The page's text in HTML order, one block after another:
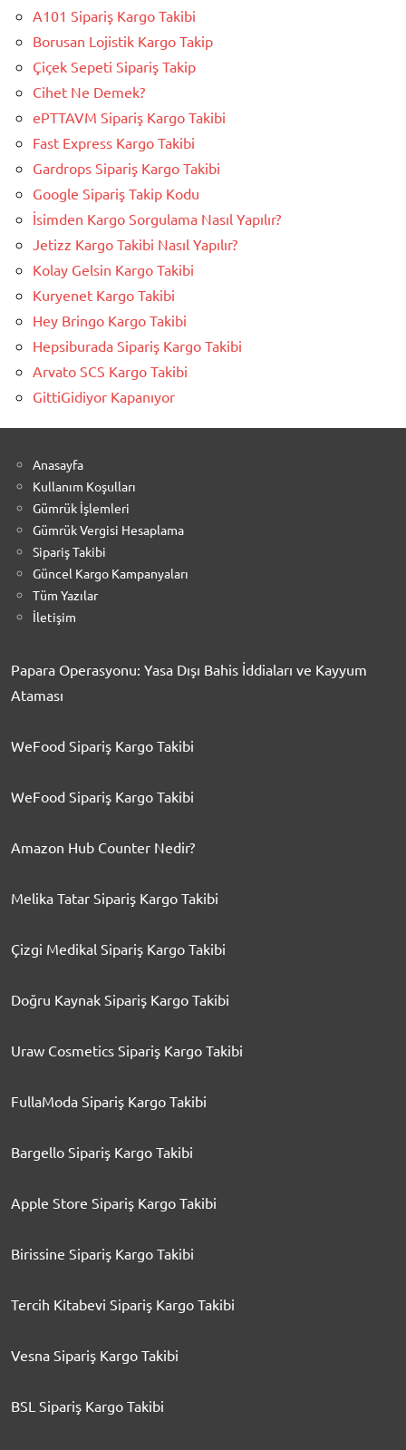
A101 Sipariş Kargo Takibi
Borusan Lojistik Kargo Takip
Çiçek Sepeti Sipariş Takip
Cihet Ne Demek?
ePTTAVM Sipariş Kargo Takibi
Fast Express Kargo Takibi
Gardrops Sipariş Kargo Takibi
Google Sipariş Takip Kodu
İsimden Kargo Sorgulama Nasıl Yapılır?
Jetizz Kargo Takibi Nasıl Yapılır?
Kolay Gelsin Kargo Takibi
Kuryenet Kargo Takibi
Hey Bringo Kargo Takibi
Hepsiburada Sipariş Kargo Takibi
Arvato SCS Kargo Takibi
GittiGidiyor Kapanıyor
Anasayfa
Kullanım Koşulları
Gümrük İşlemleri
Gümrük Vergisi Hesaplama
Sipariş Takibi
Güncel Kargo Kampanyaları
Tüm Yazılar
İletişim
Papara Operasyonu: Yasa Dışı Bahis İddiaları ve Kayyum
Ataması
WeFood Sipariş Kargo Takibi
WeFood Sipariş Kargo Takibi
Amazon Hub Counter Nedir?
Melika Tatar Sipariş Kargo Takibi
Çizgi Medikal Sipariş Kargo Takibi
Doğru Kaynak Sipariş Kargo Takibi
Uraw Cosmetics Sipariş Kargo Takibi
FullaModa Sipariş Kargo Takibi
Bargello Sipariş Kargo Takibi
Apple Store Sipariş Kargo Takibi
Birissine Sipariş Kargo Takibi
Tercih Kitabevi Sipariş Kargo Takibi
Vesna Sipariş Kargo Takibi
BSL Sipariş Kargo Takibi